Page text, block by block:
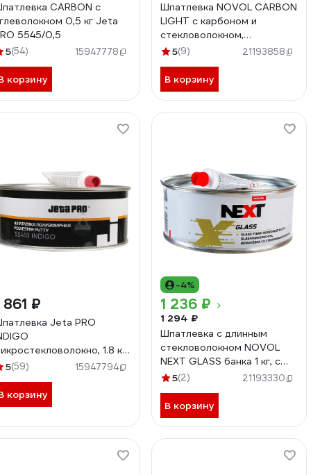
CARBON с
0,5 кг Jeta
5545/0,5
5(54) 15947778
корзину
Шпатлевка NOVOL CARBON
LIGHT с карбоном и
стекловолокном,
облегченная, банка 1 л, с
5(9) 21193858
В корзину
861 ₽
Jeta PRO
1.8 кг
1,8
5(59) 15947794
корзину
-4%
1 236 ₽
1 294 ₽
Шпатлевка с длинным
стекловолокном NOVOL
NEXT GLASS банка 1 кг, с
отвердителем 90912
5(2) 21193330
В корзину